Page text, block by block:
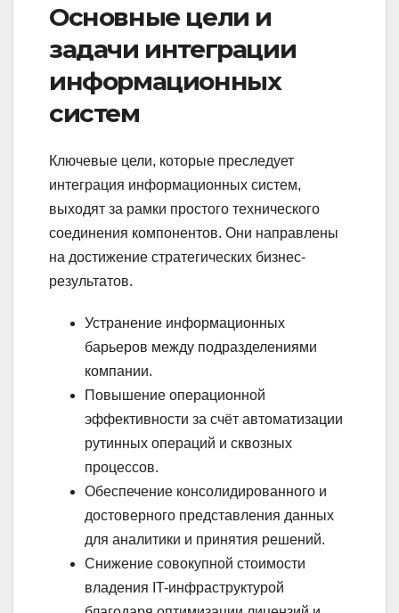
Основные цели и
задачи интеграции
информационных
систем
Ключевые цели, которые преследует
интеграция информационных систем,
выходят за рамки простого технического
соединения компонентов. Они направлены
на достижение стратегических бизнес-
результатов.
Устранение информационных
барьеров между подразделениями
компании.
Повышение операционной
эффективности за счёт автоматизации
рутинных операций и сквозных
процессов.
Обеспечение консолидированного и
достоверного представления данных
для аналитики и принятия решений.
Снижение совокупной стоимости
владения IT-инфраструктурой